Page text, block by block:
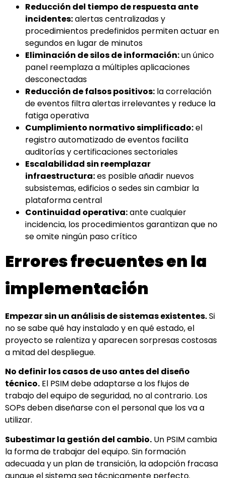
Reducción del tiempo de respuesta ante
incidentes:alertas centralizadas y
procedimientos predefinidos permiten actuar en
segundos en lugar de minutos
Eliminación de silos de información:un único
panel reemplaza a múltiples aplicaciones
desconectadas
Reducción de falsos positivos: la correlación
de eventos filtra alertas irrelevantes y reduce la
fatiga operativa
Cumplimiento normativo simplificado:el
registro automatizado de eventos facilita
auditorías y certificaciones sectoriales
Escalabilidad sin reemplazar
infraestructura:es posible añadir nuevos
subsistemas, edificios o sedes sin cambiar la
plataforma central
Continuidad operativa:ante cualquier
incidencia, los procedimientos garantizan que no
se omite ningún paso crítico
Errores frecuentes en la
implementación
Empezar sin un análisis de sistemas existentes.Si
no se sabe qué hay instalado y en qué estado, el
proyecto se ralentiza y aparecen sorpresas costosas
a mitad del despliegue.
No definir los casos de uso antes del diseño
técnico. El PSIM debe adaptarse a los flujos de
trabajo del equipo de seguridad, no al contrario. Los
SOPs deben diseñarse con el personal que los va a
utilizar.
Subestimar la gestión del cambio. Un PSIM cambia
la forma de trabajar del equipo. Sin formación
adecuada y un plan de transición, la adopción fracasa
aunque el sistema sea técnicamente perfecto.